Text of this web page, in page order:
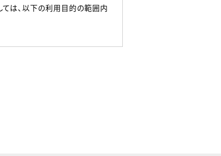
ては、以下の利用目的の範囲内